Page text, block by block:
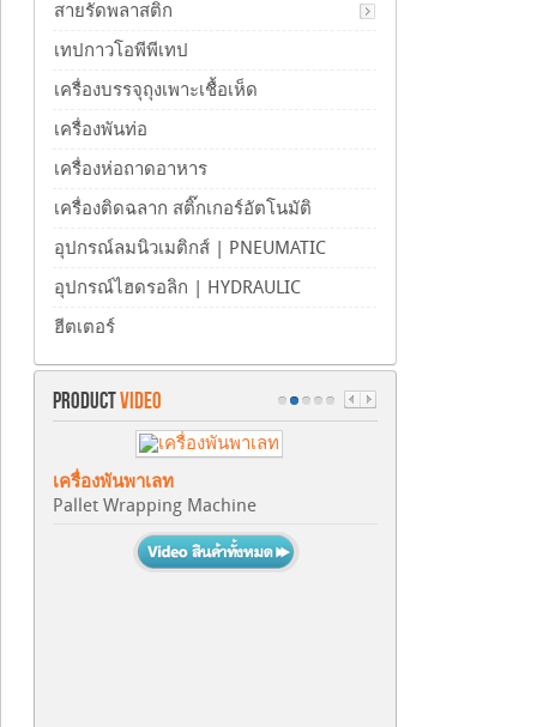
สายรัดพลาสติก
เทปกาวโอพีพีเทป
เครื่องบรรจุถุงเพาะเชื้อเห็ด
เครื่องพันท่อ
เครื่องห่อถาดอาหาร
เครื่องติดฉลาก สติ๊กเกอร์อัตโนมัติ
อุปกรณ์ลมนิวเมติกส์ | PNEUMATIC
อุปกรณ์ไฮดรอลิก | HYDRAULIC
ฮีตเตอร์
PRODUCTVIDEO
เครื่องพันพาเลท
Pallet Wrapping Machine